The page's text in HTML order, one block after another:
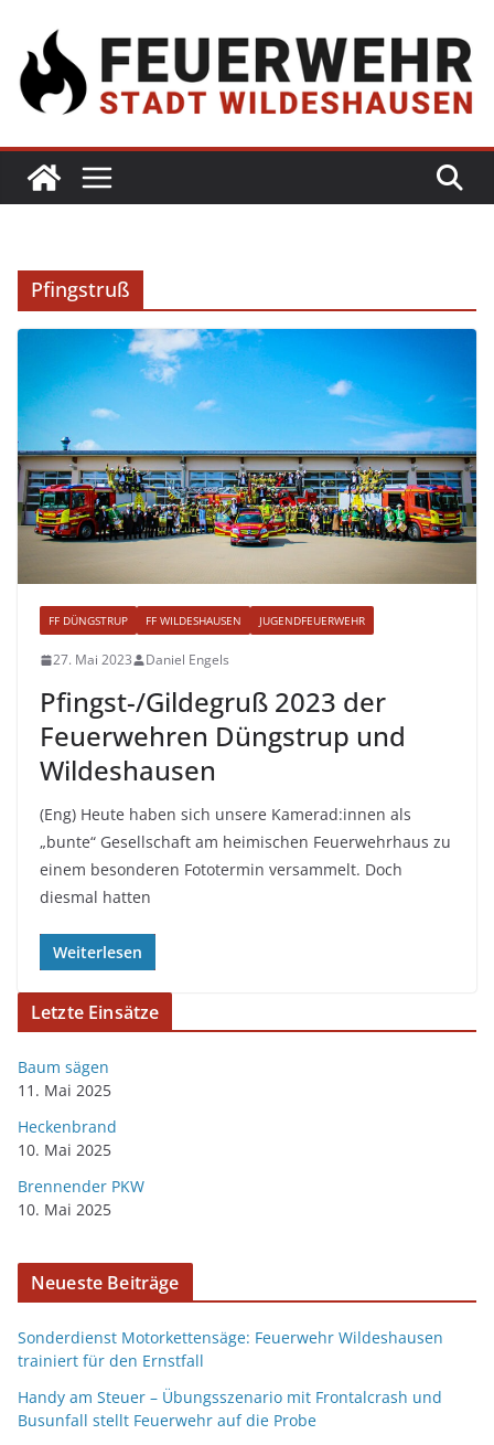
Pfingstruß
FF DÜNGSTRUP FF WILDESHAUSEN JUGENDFEUERWEHR
27. Mai 2023 Daniel Engels
Pfingst-/Gildegruß 2023 der
Feuerwehren Düngstrup und
Wildeshausen
(Eng) Heute haben sich unsere Kamerad:innen als
„bunte“ Gesellschaft am heimischen Feuerwehrhaus zu
einem besonderen Fototermin versammelt. Doch
diesmal hatten
Weiterlesen
Letzte Einsätze
Baum sägen
11. Mai 2025
Heckenbrand
10. Mai 2025
Brennender PKW
10. Mai 2025
Neueste Beiträge
Sonderdienst Motorkettensäge: Feuerwehr Wildeshausen
trainiert für den Ernstfall
Handy am Steuer – Übungsszenario mit Frontalcrash und
Busunfall stellt Feuerwehr auf die Probe